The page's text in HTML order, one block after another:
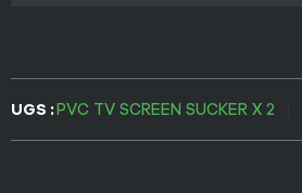
UGS :PVC TV SCREEN SUCKER X 2